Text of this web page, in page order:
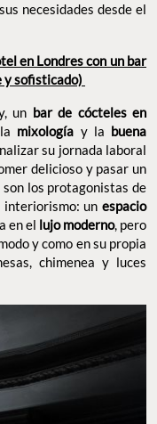
necesidades desde el
en Londres con un bar
y sofisticado)
un bar de cócteles en
mixología y la buena
su jornada laboral
delicioso y pasar un
son los protagonistas de
interiorismo: un espacio
en el lujo moderno, pero
y como en su propia
chimenea y luces